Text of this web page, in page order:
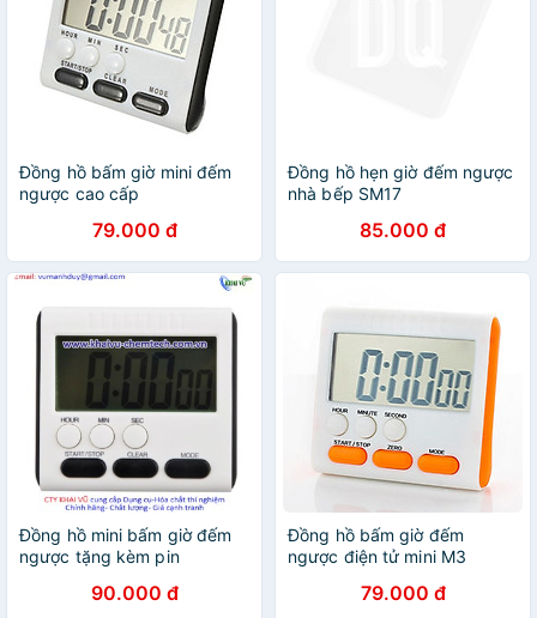
Đồng hồ bấm giờ mini đếm
ngược cao cấp
79.000 đ
Đồng hồ hẹn giờ đếm ngược
nhà bếp SM17
85.000 đ
Đồng hồ mini bấm giờ đếm
ngược tặng kèm pin
90.000 đ
Đồng hồ bấm giờ đếm
ngược điện tử mini M3
79.000 đ